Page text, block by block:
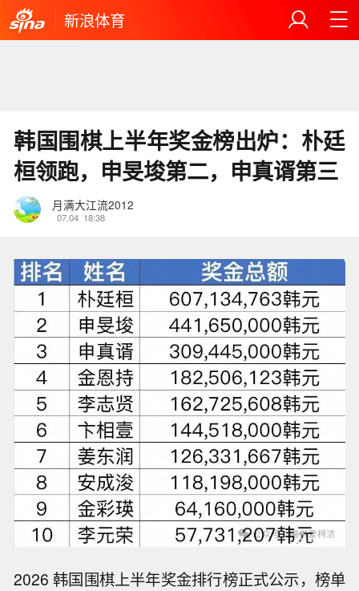
新浪体育
韩国围棋上半年奖金榜出炉：朴廷
桓领跑，申旻埈第二，申真谞第三
月满大江流2012
07.04 18:38
2026 韩国围棋上半年奖金排行榜正式公示，榜单